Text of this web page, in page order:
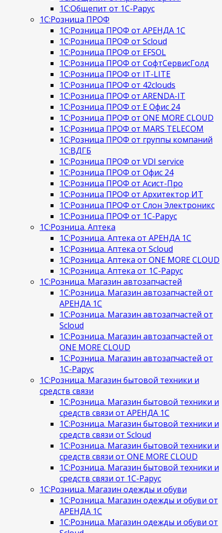
1С:Общепит от 1С-Рарус
1С:Розница ПРОФ
1С:Розница ПРОФ от АРЕНДА 1С
1С:Розница ПРОФ от Scloud
1С:Розница ПРОФ от EFSOL
1С:Розница ПРОФ от СофтСервисГолд
1С:Розница ПРОФ от IT-LITE
1С:Розница ПРОФ от 42clouds
1С:Розница ПРОФ от ARENDA-IT
1С:Розница ПРОФ от Е Офис 24
1С:Розница ПРОФ от ONE MORE CLOUD
1С:Розница ПРОФ от MARS TELECOM
1С:Розница ПРОФ от группы компаний
1С:ВДГБ
1С:Розница ПРОФ от VDI service
1С:Розница ПРОФ от Офис 24
1С:Розница ПРОФ от Асист-Про
1С:Розница ПРОФ от Архитектор ИТ
1С:Розница ПРОФ от Слон Электроникс
1С:Розница ПРОФ от 1С-Рарус
1С:Розница. Аптека
1С:Розница. Аптека от АРЕНДА 1С
1С:Розница. Аптека от Scloud
1С:Розница. Аптека от ONE MORE CLOUD
1С:Розница. Аптека от 1С-Рарус
1С:Розница. Магазин автозапчастей
1С:Розница. Магазин автозапчастей от
АРЕНДА 1С
1С:Розница. Магазин автозапчастей от
Scloud
1С:Розница. Магазин автозапчастей от
ONE MORE CLOUD
1С:Розница. Магазин автозапчастей от
1С-Рарус
1С:Розница. Магазин бытовой техники и
средств связи
1С:Розница. Магазин бытовой техники и
средств связи от АРЕНДА 1С
1С:Розница. Магазин бытовой техники и
средств связи от Scloud
1С:Розница. Магазин бытовой техники и
средств связи от ONE MORE CLOUD
1С:Розница. Магазин бытовой техники и
средств связи от 1С-Рарус
1С:Розница. Магазин одежды и обуви
1С:Розница. Магазин одежды и обуви от
АРЕНДА 1С
1С:Розница. Магазин одежды и обуви от